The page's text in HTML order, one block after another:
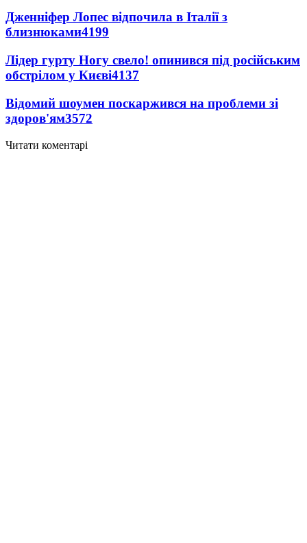
Дженніфер Лопес відпочила в Італії з
близнюками4199
Лідер гурту Ногу свело! опинився під російським
обстрілом у Києві4137
Відомий шоумен поскаржився на проблеми зі
здоров'ям3572
Читати коментарі